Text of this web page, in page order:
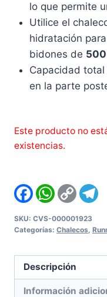
lo que permite
Utilice el
hidratación
bidones de
Capacidad
en la parte
Este producto no
existencias.
FacebookWhatsApp
Copy
Link
SKU: CVS-000001923
Categorías: Chalecos
Descripción
Información